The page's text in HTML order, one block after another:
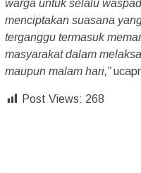
warga untuk selalu
menciptakan suasana
terganggu termasuk
masyarakat dalam
maupun malam hari,”
Post Views: 268